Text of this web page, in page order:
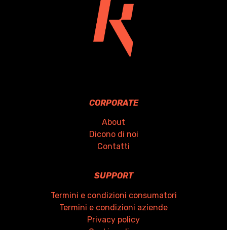
CORPORATE
About
Dicono di noi
Contatti
SUPPORT
Termini e condizioni consumatori
Termini e condizioni aziende
Privacy policy